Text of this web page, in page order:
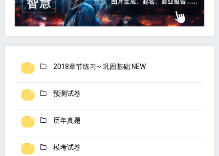
2018章节练习~ 巩固基础 NEW
预测试卷
历年真题
模考试卷